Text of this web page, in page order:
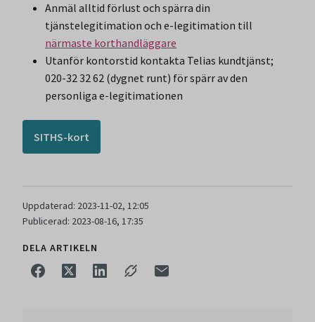
Anmäl alltid förlust och spärra din
tjänstelegitimation och e-legitimation till
närmaste korthandläggare
Utanför kontorstid kontakta Telias kundtjänst;
020-32 32 62 (dygnet runt) för spärr av den
personliga e-legitimationen
SITHS-kort
Uppdaterad: 2023-11-02, 12:05
Publicerad: 2023-08-16, 17:35
DELA ARTIKELN